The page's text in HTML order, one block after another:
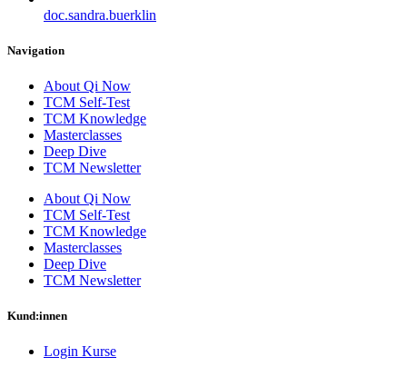
doc.sandra.buerklin
Navigation
About Qi Now
TCM Self-Test
TCM Knowledge
Masterclasses
Deep Dive
TCM Newsletter
About Qi Now
TCM Self-Test
TCM Knowledge
Masterclasses
Deep Dive
TCM Newsletter
Kund:innen
Login Kurse